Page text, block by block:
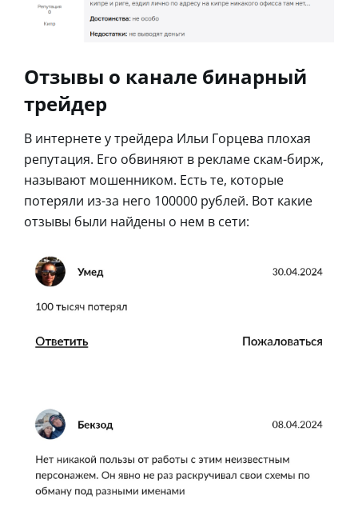
Отзывы о канале бинарный
трейдер
В интернете у трейдера Ильи Горцева плохая
репутация. Его обвиняют в рекламе скам-бирж,
называют мошенником. Есть те, которые
потеряли из-за него 100000 рублей. Вот какие
отзывы были найдены о нем в сети: